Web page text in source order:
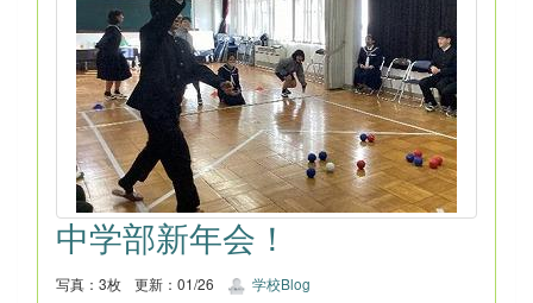
中学部新年会！
写真：3枚 更新：01/26 学校Blog